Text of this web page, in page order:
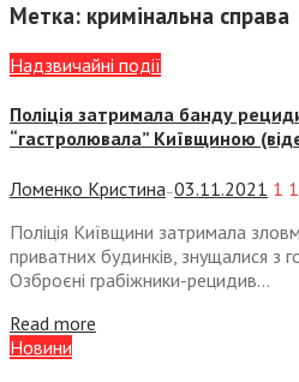
Метка: кримінальна справа
Надзвичайні події
Поліція затримала банду
“гастролювала” Київщиною
Ломенко Кристина —03.11.2021 1
Поліція Київщини затримала
приватних будинків, знущалися з
Озброєні грабіжники-рецидив...
Read more
Новини